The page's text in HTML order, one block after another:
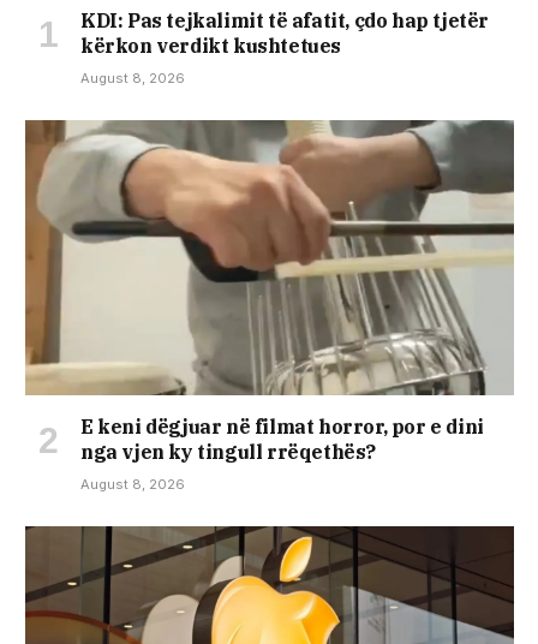
KDI: Pas tejkalimit të afatit, çdo hap tjetër
kërkon verdikt kushtetues
August 8, 2026
E keni dëgjuar në filmat horror, por e dini
nga vjen ky tingull rrëqethës?
August 8, 2026